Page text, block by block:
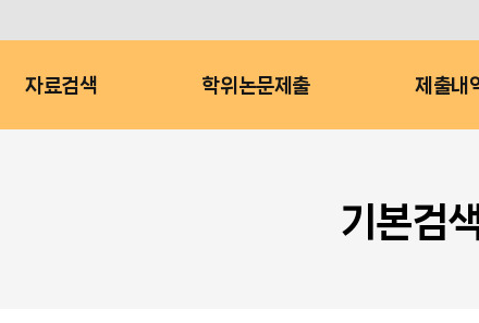
자료검색 학위논문제출 제출내
기본검